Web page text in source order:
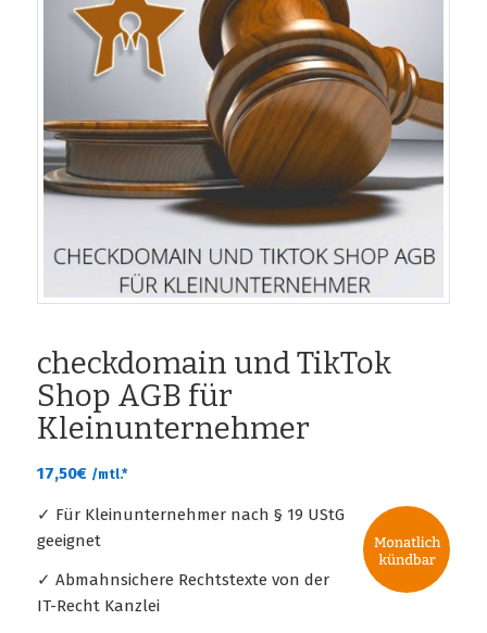
checkdomain und TikTok
Shop AGB für
Kleinunternehmer
17,50€ /mtl.*
✓ Für Kleinunternehmer nach § 19 UStG
geeignet
✓ Abmahnsichere Rechtstexte von der
IT-Recht Kanzlei